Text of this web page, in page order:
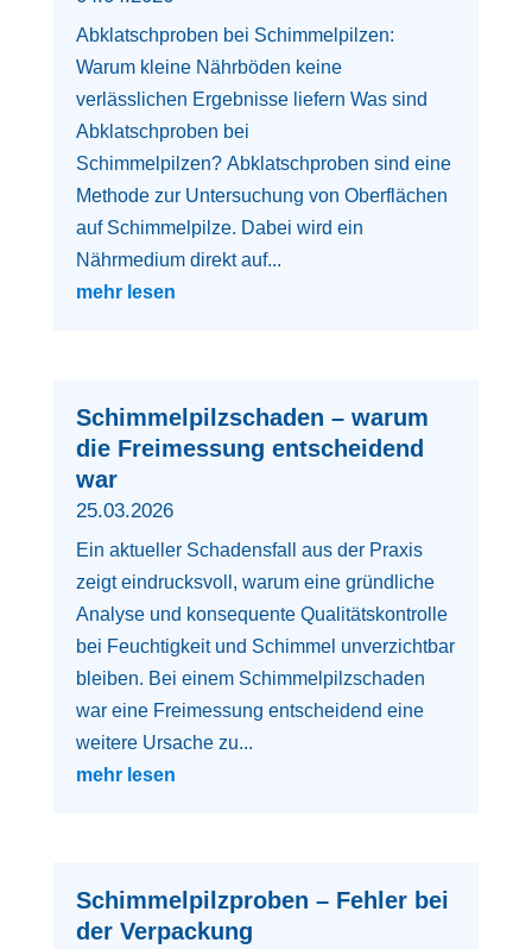
Abklatschproben bei Schimmelpilzen:
Warum kleine Nährböden keine
verlässlichen Ergebnisse liefern Was sind
Abklatschproben bei
Schimmelpilzen? Abklatschproben sind eine
Methode zur Untersuchung von Oberflächen
auf Schimmelpilze. Dabei wird ein
Nährmedium direkt auf...
mehr lesen
Schimmelpilzschaden – warum
die Freimessung entscheidend
war
25.03.2026
Ein aktueller Schadensfall aus der Praxis
zeigt eindrucksvoll, warum eine gründliche
Analyse und konsequente Qualitätskontrolle
bei Feuchtigkeit und Schimmel unverzichtbar
bleiben. Bei einem Schimmelpilzschaden
war eine Freimessung entscheidend eine
weitere Ursache zu...
mehr lesen
Schimmelpilzproben – Fehler bei
der Verpackung